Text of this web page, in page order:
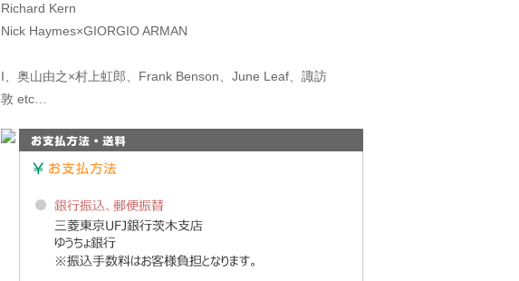
Richard Kern
Nick Haymes×GIORGIO ARMAN
I、奥山由之×村上虹郎、Frank Benson、June Leaf、諏訪
敦 etc…